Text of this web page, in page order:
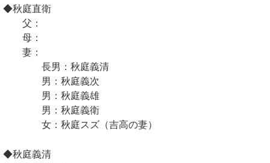
◆秋庭直衛
父：
母：
妻：
長男：秋庭義清
男：秋庭義次
男：秋庭義雄
男：秋庭義衛
女：秋庭スズ（吉高の妻）
◆秋庭義清